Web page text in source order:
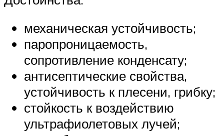
механическая устойчивость;
паропроницаемость,
сопротивление конденсату;
антисептические свойства,
устойчивость к плесени, грибку;
стойкость к воздействию
ультрафиолетовых лучей;